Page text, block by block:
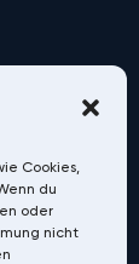
Cookies,
du
oder
nicht